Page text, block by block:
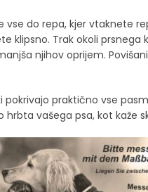
do repa, kjer vtaknete
klipsno. Trak okoli
njihov oprijem.
pokrivajo praktično vse
vašega psa, kot